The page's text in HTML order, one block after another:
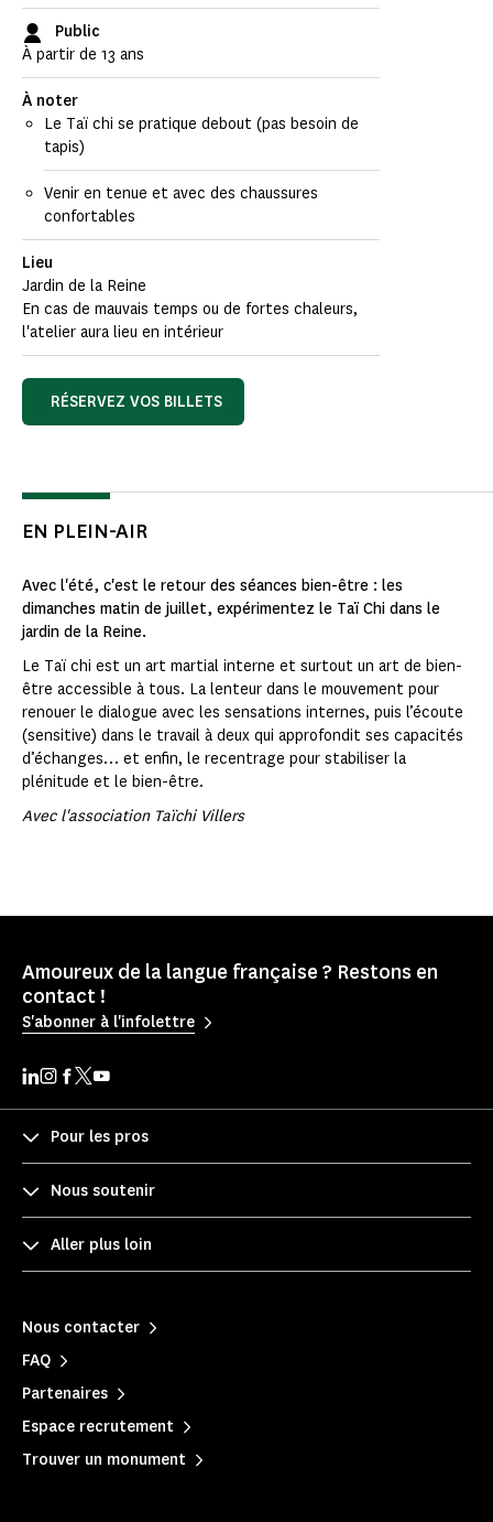
Public
À partir de 13 ans
À noter
Le Taï chi se pratique debout (pas besoin de
tapis)
Venir en tenue et avec des chaussures
confortables
Lieu
Jardin de la Reine
En cas de mauvais temps ou de fortes chaleurs,
l'atelier aura lieu en intérieur
RÉSERVEZ VOS BILLETS
EN PLEIN-AIR
Avec l'été, c'est le retour des séances bien-être : les
dimanches matin de juillet, expérimentez le Taï Chi dans le
jardin de la Reine.
Le Taï chi est un art martial interne et surtout un art de bien-
être accessible à tous. La lenteur dans le mouvement pour
renouer le dialogue avec les sensations internes, puis l’écoute
(sensitive) dans le travail à deux qui approfondit ses capacités
d’échanges… et enfin, le recentrage pour stabiliser la
plénitude et le bien-être.
Avec l'association Taïchi Villers
Amoureux de la langue française ? Restons en
contact !
S'abonner à l'infolettre
Pour les pros
Nous soutenir
Aller plus loin
Nous contacter
FAQ
Partenaires
Espace recrutement
Trouver un monument